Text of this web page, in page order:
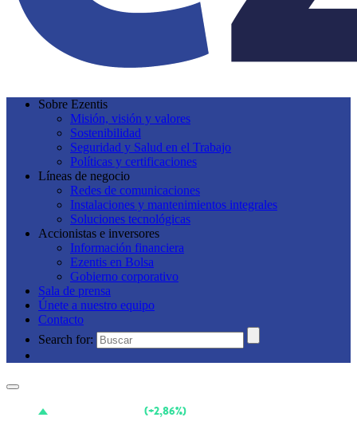
Sobre Ezentis
Misión, visión y valores
Sostenibilidad
Seguridad y Salud en el Trabajo
Políticas y certificaciones
Líneas de negocio
Redes de comunicaciones
Instalaciones y mantenimientos integrales
Soluciones tecnológicas
Accionistas e inversores
Información financiera
Ezentis en Bolsa
Gobierno corporativo
Sala de prensa
Únete a nuestro equipo
Contacto
Search for: